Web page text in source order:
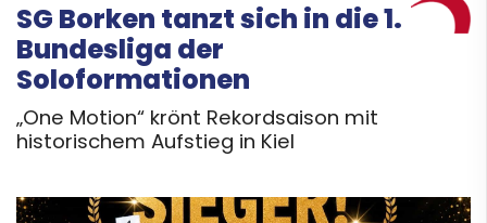
SG Borken tanzt sich in die 1.
Bundesliga der
Soloformationen
„One Motion“ krönt Rekordsaison mit
historischem Aufstieg in Kiel